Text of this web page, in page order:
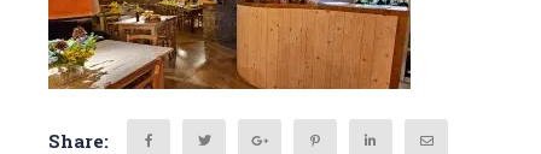
Share: